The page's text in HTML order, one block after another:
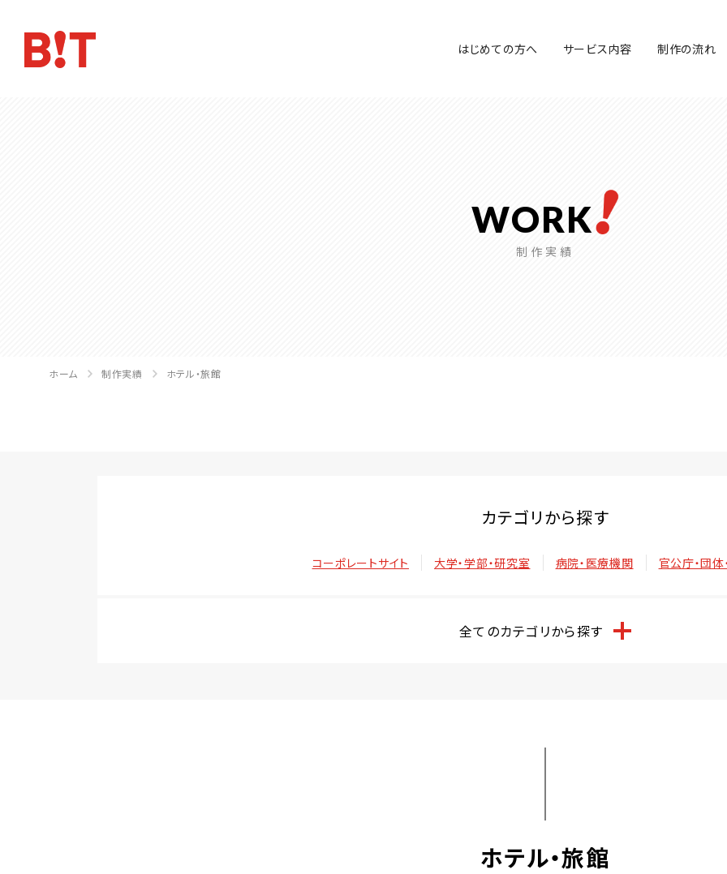
はじめての方へ サービス内容 制作の流れ
WORK
制作実績
ホーム 制作実績 ホテル・旅館
カテゴリから探す
コーポレートサイト 大学・学部・研究室 病院・医療機関 官公庁・団
全てのカテゴリから探す
ホテル・旅館